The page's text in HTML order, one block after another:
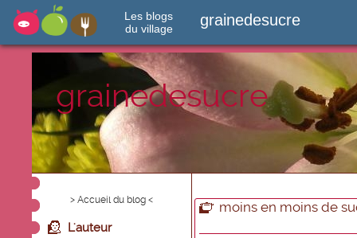
Les blogs
du village
grainedesucre
grainedesucre
> Accueil du blog <
L'auteur
moins en moins de